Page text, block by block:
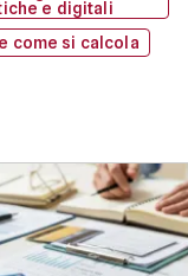
e digitali
come si calcola